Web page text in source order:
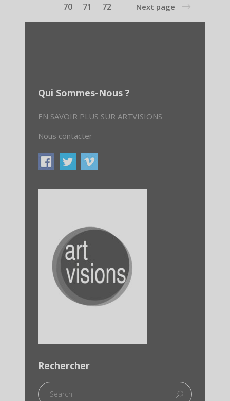
70
71 72 Next page
Qui Sommes-Nous ?
EN SAVOIR PLUS SUR ARTVISIONS
Nous contacter
Rechercher